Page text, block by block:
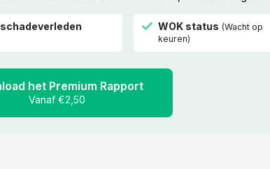
WOK status (Wacht op
keuren)
het Premium Rapport
Vanaf €2,50